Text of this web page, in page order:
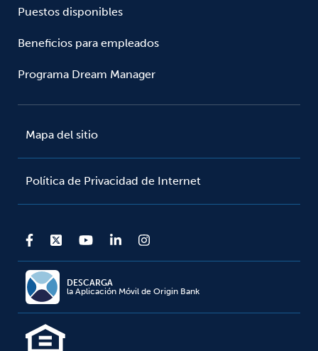
Puestos disponibles
Beneficios para empleados
Programa Dream Manager
Mapa del sitio
Política de Privacidad de Internet
DESCARGA
la Aplicación Móvil de Origin Bank